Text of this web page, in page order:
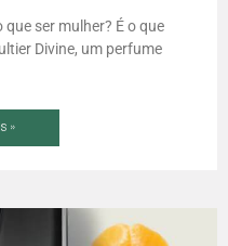
ser mulher? É o que
Divine, um perfume
»